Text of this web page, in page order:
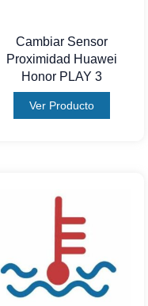
Cambiar Sensor
Proximidad Huawei
Honor PLAY 3
Ver Producto